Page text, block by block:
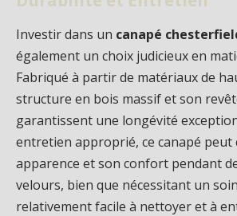
Investir dans un canapé
également un choix judicieux en
Fabriqué à partir de matériaux de
structure en bois massif et son
garantissent une longévité
entretien approprié, ce canapé peut
apparence et son confort pendant
velours, bien que nécessitant un
relativement facile à nettoyer et à